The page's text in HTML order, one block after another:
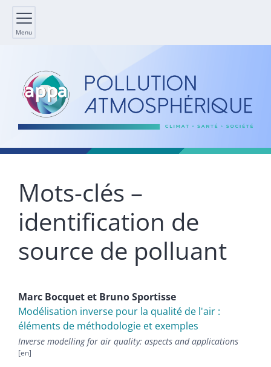
Menu
Mots-clés –
identification de
source de polluant
Marc Bocquetet BrunoSportisse
Modélisation inverse pour la qualité de l'air :
éléments de méthodologie et exemples
Inverse modelling for air quality: aspects and applications